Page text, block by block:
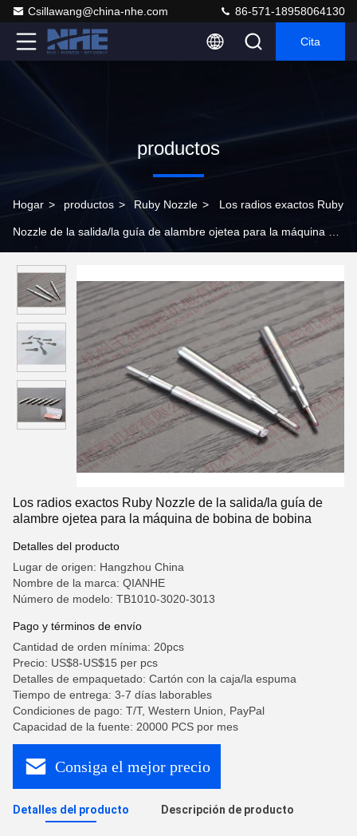
Csillawang@china-nhe.com 86-571-18958064130
Cita
productos
Hogar > productos > Ruby Nozzle > Los radios exactos Ruby
Nozzle de la salida/la guía de alambre ojetea para la máquina de
Los radios exactos Ruby Nozzle de la salida/la guía de
alambre ojetea para la máquina de bobina de bobina
Detalles del producto
Lugar de origen: Hangzhou China
Nombre de la marca: QIANHE
Número de modelo: TB1010-3020-3013
Pago y términos de envío
Cantidad de orden mínima: 20pcs
Precio: US$8-US$15 per pcs
Detalles de empaquetado: Cartón con la caja/la espuma
Tiempo de entrega: 3-7 días laborables
Condiciones de pago: T/T, Western Union, PayPal
Capacidad de la fuente: 20000 PCS por mes
Consiga el mejor precio
Detalles del producto Descripción de producto